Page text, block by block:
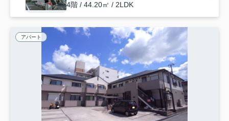
4階 / 44.20㎡ / 2LDK
アパート